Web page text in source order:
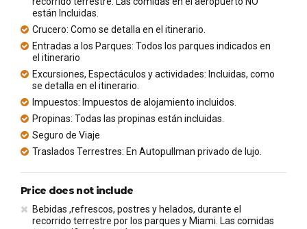
están Incluidas.
Crucero: Como se detalla en el itinerario.
Entradas a los Parques: Todos los parques indicados en
el itinerario
Excursiones, Espectáculos y actividades: Incluidas, como
se detalla en el itinerario.
Impuestos: Impuestos de alojamiento incluidos.
Propinas: Todas las propinas están incluidas.
Seguro de Viaje
Traslados Terrestres: En Autopullman privado de lujo.
Price does not include
Bebidas ,refrescos, postres y helados, durante el
recorrido terrestre por los parques y Miami. Las comidas